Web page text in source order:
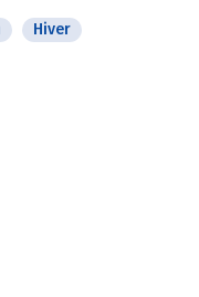
Hiver